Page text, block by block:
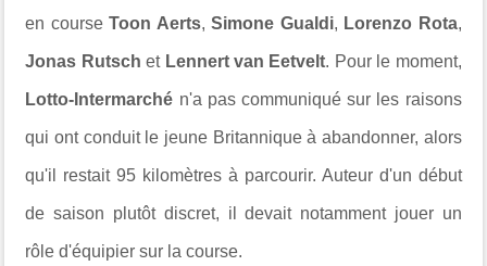
en courseToon Aerts,Simone Gualdi, Lorenzo Rota,
Jonas Rutsch et Lennert van Eetvelt. Pour le moment,
Lotto-Intermarché n'a pas communiqué sur les raisons
qui ont conduit le jeune Britannique à abandonner, alors
qu'il restait 95 kilomètres à parcourir. Auteur d'un début
de saison plutôt discret, il devait notamment jouer un
rôle d'équipier sur la course.